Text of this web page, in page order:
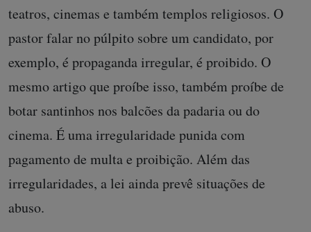
teatros, cinemas e também templos religiosos. O
pastor falar no púlpito sobre um candidato, por
exemplo, é propaganda irregular, é proibido. O
mesmo artigo que proíbe isso, também proíbe de
botar santinhos nos balcões da padaria ou do
cinema. É uma irregularidade punida com
pagamento de multa e proibição. Além das
irregularidades, a lei ainda prevê situações de
abuso.